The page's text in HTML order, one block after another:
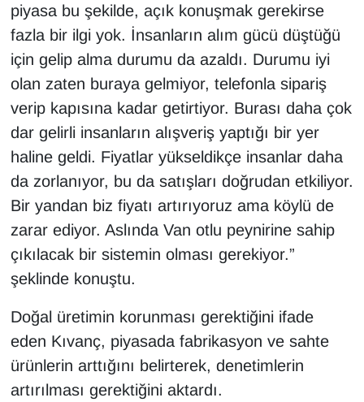
piyasa bu şekilde, açık konuşmak gerekirse
fazla bir ilgi yok. İnsanların alım gücü düştüğü
için gelip alma durumu da azaldı. Durumu iyi
olan zaten buraya gelmiyor, telefonla sipariş
verip kapısına kadar getirtiyor. Burası daha çok
dar gelirli insanların alışveriş yaptığı bir yer
haline geldi. Fiyatlar yükseldikçe insanlar daha
da zorlanıyor, bu da satışları doğrudan etkiliyor.
Bir yandan biz fiyatı artırıyoruz ama köylü de
zarar ediyor. Aslında Van otlu peynirine sahip
çıkılacak bir sistemin olması gerekiyor.”
şeklinde konuştu.
Doğal üretimin korunması gerektiğini ifade
eden Kıvanç, piyasada fabrikasyon ve sahte
ürünlerin arttığını belirterek, denetimlerin
artırılması gerektiğini aktardı.